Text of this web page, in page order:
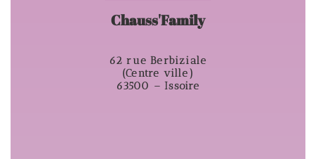
Chauss'Family
62 rue Berbiziale
(Centre ville)
63500 – Issoire